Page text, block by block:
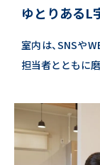
ゆとりあるL
室内は、SNSや
担当者とともに